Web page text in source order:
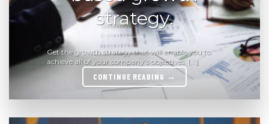
strategy.
Get the growth strategy that will enable you to
achieve all of your company’s objectives. [...]
CONTINUE READING →